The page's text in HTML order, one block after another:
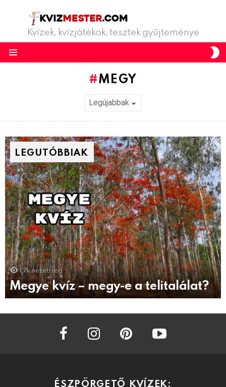
Kvízek, kvízjátékok, tesztek gyűjteménye
MEGY
LEGUTÓBBIAK
1.7k nézettség
Megye kvíz – megy-e a telitalálat?
facebook instagram
ÉSZPÖRGETŐ KVÍZEK: